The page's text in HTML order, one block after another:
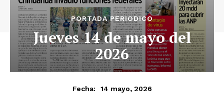
Luces
Del Siglo